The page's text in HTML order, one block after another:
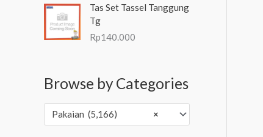
Tas Set Tassel Tanggung
Tg
Rp140.000
Browse by Categories
×
Pakaian (5,166)